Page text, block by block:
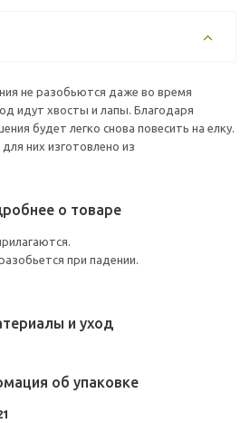
не разобьются даже во время
идут хвосты и лапы. Благодаря
будет легко снова повесить на елку.
них изготовлено из
о товаре
при падении.
и уход
об упаковке